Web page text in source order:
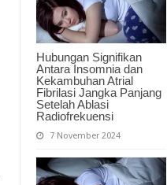
Hubungan Signifikan
Antara Insomnia dan
Kekambuhan Atrial
Fibrilasi Jangka Panjang
Setelah Ablasi
Radiofrekuensi
7 November 2024